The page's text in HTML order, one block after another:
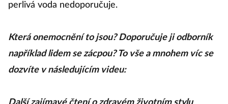
perlivá voda nedoporučuje.
Která onemocnění to jsou? Doporučuje ji odborník
například lidem se zácpou? To vše a mnohem víc se
dozvíte v následujícím videu: